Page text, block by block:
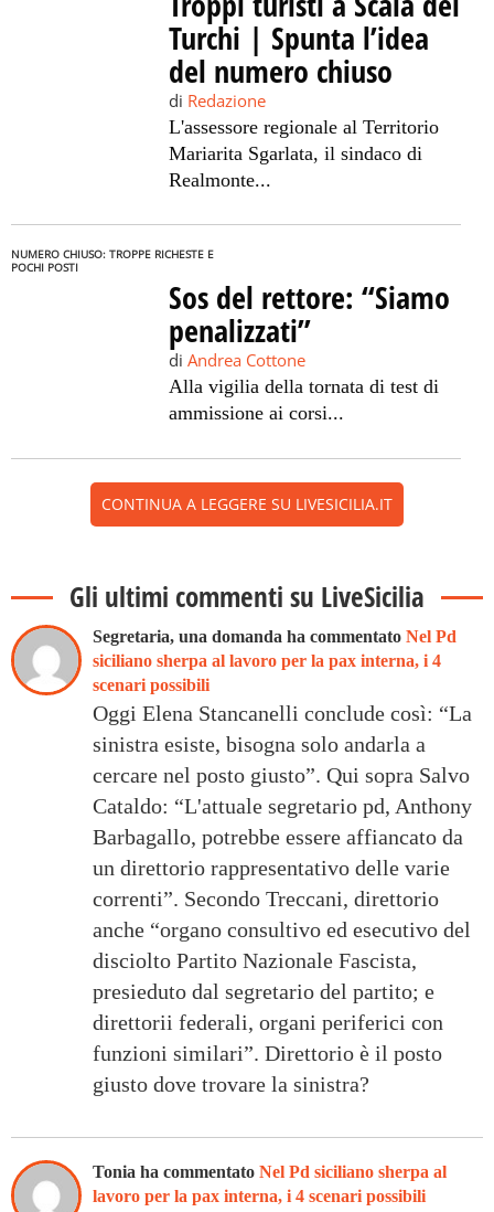
Turchi | Spunta l’idea
del numero chiuso
di Redazione
L'assessore regionale al Territorio
Mariarita Sgarlata, il sindaco di
Realmonte...
NUMERO CHIUSO: TROPPE RICHESTE E
POCHI POSTI
Sos del rettore: “Siamo
penalizzati”
di Andrea Cottone
Alla vigilia della tornata di test di
ammissione ai corsi...
CONTINUA A LEGGERE SU LIVESICILIA.IT
Gli ultimi commenti su LiveSicilia
Segretaria, una domanda ha commentato Nel Pd
siciliano sherpa al lavoro per la pax interna, i 4
scenari possibili
Oggi Elena Stancanelli conclude così: “La
sinistra esiste, bisogna solo andarla a
cercare nel posto giusto”. Qui sopra Salvo
Cataldo: “L'attuale segretario pd, Anthony
Barbagallo, potrebbe essere affiancato da
un direttorio rappresentativo delle varie
correnti”. Secondo Treccani, direttorio
anche “organo consultivo ed esecutivo del
disciolto Partito Nazionale Fascista,
presieduto dal segretario del partito; e
direttorii federali, organi periferici con
funzioni similari”. Direttorio è il posto
giusto dove trovare la sinistra?
Tonia ha commentato Nel Pd siciliano sherpa al
lavoro per la pax interna, i 4 scenari possibili